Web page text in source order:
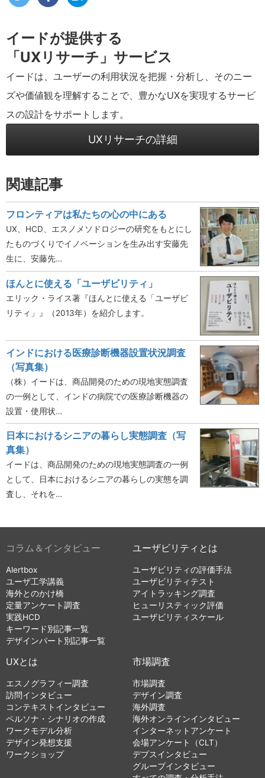
イードが提供する
「UXリサーチ」サービス
イードは、ユーザーの利用状況を把握・分析し、そのニー
ズや価値観を理解することで、豊かなUXを実現するサービ
スの設計をサポートします。
UXリサーチの詳細
関連記事
フロンティアは私たちの心の中にある
UX、HCD、エスノメソドロジーの研究をもとにし
たものづくりでイノベーションを生み出す安藤先
生に、安藤先…
ほんとに使える「ユーザビリティ」
エリック・ライス著『ほんとに使える「ユーザビ
リティ」』（2013年）を紹介します。
インドにおける医療診断機器設置状況調査
（写真集）
（株）イードは、商品開発のための現地実態調査
の一例として、インドの病院での医療診断機器の
設置・使用状…
日本におけるシニアの暮らし実態調査（写
真集）
イードは、商品開発のための現地実態調査の一例
として、日本におけるシニアの暮らしの実態を調
査し、それを…
コラム＆インタビュー
Alertbox
ユーザ工学講義
海外とのかけ橋
定量アンケート調査
実践HCD
キーワード別記事一覧
デザインパート別記事一覧
ユーザビリティとは
ユーザビリティの評価手法
ユーザビリティテスト
アイトラッキング調査
ヒューリスティック評価
ユーザビリティスケール
UXとは
エスノグラフィー調査
訪問インタビュー
コンテキストインタビュー
ペルソナ・シナリオの作成
ワークモデル分析
デザイン発想支援
ワークショップ
市場調査
市場調査
デザイン調査
海外調査
海外オンラインインタビュー
インターネットアンケート
会場アンケート（CLT）
デプスインタビュー
グループインタビュー